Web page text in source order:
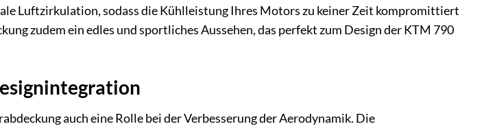
Luftzirkulation, sodass die Kühlleistung Ihres Motors zu keiner Zeit kompromittiert
zudem ein edles und sportliches Aussehen, das perfekt zum Design der KTM 790
auch eine Rolle bei der Verbesserung der Aerodynamik. Die